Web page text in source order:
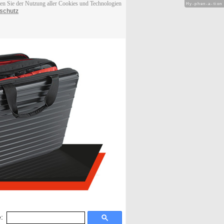
Sie der Nutzung aller Cookies und Technologien
Hy-phen-a-tion